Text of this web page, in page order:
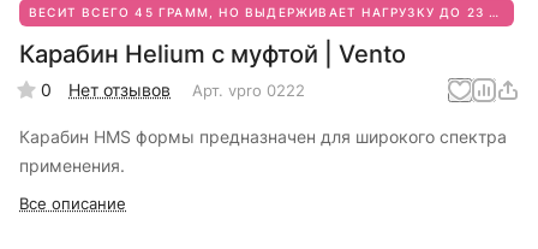
ВЕСИТ ВСЕГО 45 ГРАММ, НО ВЫДЕРЖИВАЕТ НАГРУЗКУ ДО 23 KN!
Карабин Helium с муфтой | Vento
0 Нет отзывов Арт. vpro 0222
Карабин HMS формы предназначен для широкого спектра
применения.
Все описание